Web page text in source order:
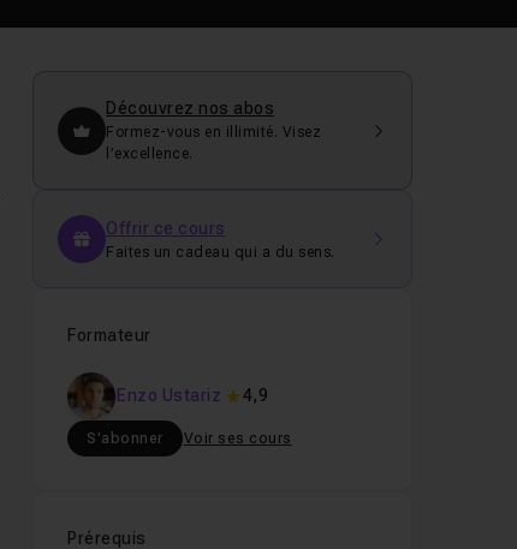
Découvrez nos abos
Formez-vous en illimité. Visez
l’excellence.
Offrir ce cours
Faites un cadeau qui a du sens.
Formateur
Enzo Ustariz 4,9
S'abonner Voir ses cours
Prérequis